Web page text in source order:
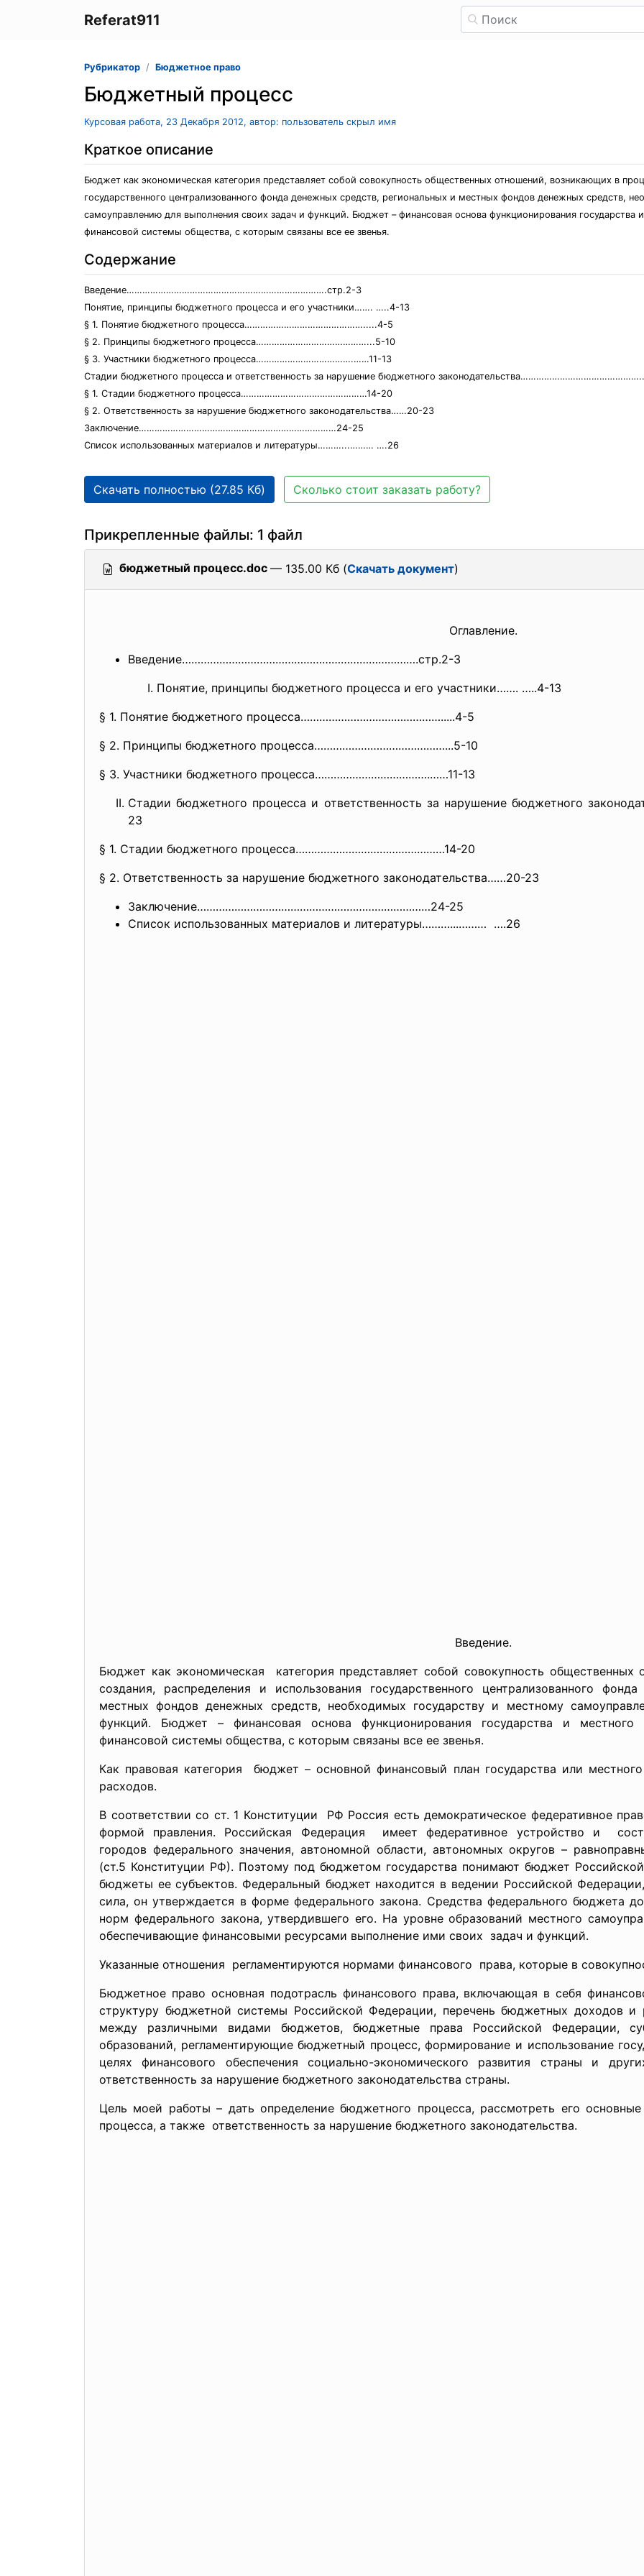
Referat911
Рубрикатор Бюджетное право
Бюджетный процесс
Курсовая работа, 23 Декабря 2012, автор: пользователь скрыл имя
Краткое описание
Бюджет как экономическая категория представляет собой совокупность общественных отношений, возникающих в
государственного централизованного фонда денежных средств, региональных и местных фондов денежных средств,
самоуправлению для выполнения своих задач и функций. Бюджет – финансовая основа функционирования государства
финансовой системы общества, с которым связаны все ее звенья.
Содержание
Введение………………………………………………………………….стр.2-3
Понятие, принципы бюджетного процесса и его участники……. …..4-13
§ 1. Понятие бюджетного процесса……………………………………….....4-5
§ 2. Принципы бюджетного процесса……………………………………...5-10
§ 3. Участники бюджетного процесса……………………………….……11-13
Стадии бюджетного процесса и ответственность за нарушение бюджетного
§ 1. Стадии бюджетного процесса…………………………………………14-20
§ 2. Ответственность за нарушение бюджетного законодательства……20-23
Заключение…………………………………………………………………24-25
Список использованных материалов и литературы………...……… ….26
Скачать полностью (27.85 Кб) Сколько стоит заказать работу?
Прикрепленные файлы: 1 файл
бюджетный процесс.doc — 135.00 Кб (Скачать документ)
Оглавление.
Введение………………………………………………………………….стр.2-3
Понятие, принципы бюджетного процесса и его участники……. …..4-13
§ 1. Понятие бюджетного процесса……………………………………….....4-5
§ 2. Принципы бюджетного процесса……………………………………...5-10
§ 3. Участники бюджетного процесса……………………………….……11-13
Стадии бюджетного процесса и ответственность за нарушение бюджетного
23
§ 1. Стадии бюджетного процесса…………………………………………14-20
§ 2. Ответственность за нарушение бюджетного законодательства……20-23
Заключение…………………………………………………………………24-25
Список использованных материалов и литературы………...……… ….26
Введение.
Бюджет как экономическая категория представляет собой совокупность
создания, распределения и использования государственного централизованного
местных фондов денежных средств, необходимых государству и местному
функций. Бюджет – финансовая основа функционирования государства и местного
финансовой системы общества, с которым связаны все ее звенья.
Как правовая категория бюджет – основной финансовый план государства или
расходов.
В соответствии со ст. 1 Конституции РФ Россия есть демократическое федеративное
формой правления. Российская Федерация имеет федеративное устройство и
городов федерального значения, автономной области, автономных округов –
(ст.5 Конституции РФ). Поэтому под бюджетом государства понимают бюджет
бюджеты ее субъектов. Федеральный бюджет находится в ведении Российской
сила, он утверждается в форме федерального закона. Средства федерального бюджета
норм федерального закона, утвердившего его. На уровне образований местного
обеспечивающие финансовыми ресурсами выполнение ими своих задач и функций.
Указанные отношения регламентируются нормами финансового права, которые в
Бюджетное право основная подотрасль финансового права, включающая в себя
структуру бюджетной системы Российской Федерации, перечень бюджетных доходов и
между различными видами бюджетов, бюджетные права Российской Федерации,
образований, регламентирующие бюджетный процесс, формирование и использование
целях финансового обеспечения социально-экономического развития страны и
ответственность за нарушение бюджетного законодательства страны.
Цель моей работы – дать определение бюджетного процесса, рассмотреть его
процесса, а также ответственность за нарушение бюджетного законодательства.